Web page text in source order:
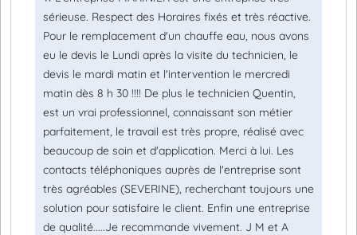
sérieuse. Respect des Horaires fixés et très réactive.
Pour le remplacement d'un chauffe eau, nous avons
eu le devis le Lundi après la visite du technicien, le
devis le mardi matin et l'intervention le mercredi
matin dès 8 h 30 !!!! De plus le technicien Quentin,
est un vrai professionnel, connaissant son métier
parfaitement, le travail est très propre, réalisé avec
beaucoup de soin et d'application. Merci à lui. Les
contacts téléphoniques auprès de l'entreprise sont
très agréables (SEVERINE), recherchant toujours une
solution pour satisfaire le client. Enfin une entreprise
de qualité.....Je recommande vivement. J M et A